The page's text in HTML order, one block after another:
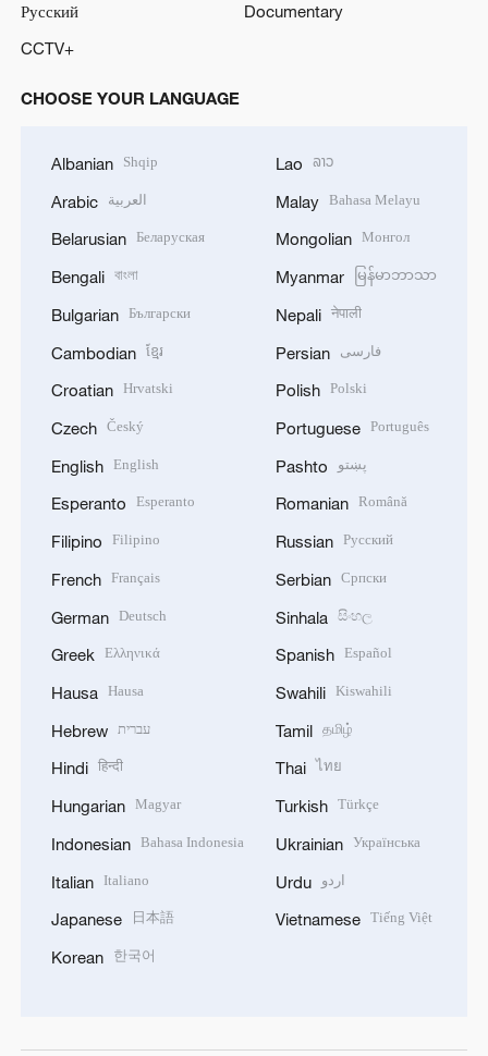
Русский
Documentary
CCTV+
CHOOSE YOUR LANGUAGE
Albanian Shqip
Arabic العربية
Belarusian Беларуская
Bengali বাংলা
Bulgarian Български
Cambodian ខ្មែរ
Croatian Hrvatski
Czech Český
English English
Esperanto Esperanto
Filipino Filipino
French Français
German Deutsch
Greek Ελληνικά
Hausa Hausa
Hebrew עברית
Hindi हिन्दी
Hungarian Magyar
Indonesian Bahasa Indonesia
Italian Italiano
Japanese 日本語
Korean 한국어
Lao ລາວ
Malay Bahasa Melayu
Mongolian Монгол
Myanmar မြန်မာဘာသာ
Nepali नेपाली
Persian فارسی
Polish Polski
Portuguese Português
Pashto پښتو
Romanian Română
Russian Русский
Serbian Српски
Sinhala සිංහල
Spanish Español
Swahili Kiswahili
Tamil தமிழ்
Thai ไทย
Turkish Türkçe
Ukrainian Українська
Urdu اردو
Vietnamese Tiếng Việt